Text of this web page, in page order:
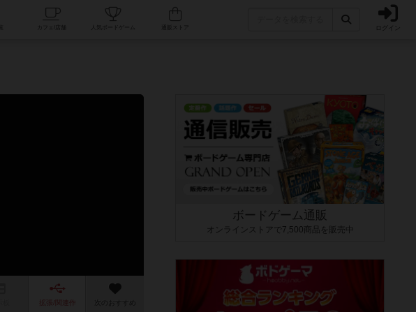
人気ボードゲーム ログイン
作 次のおすすめ
ボードゲーム通販
オンラインストアで7,500商品を販売中